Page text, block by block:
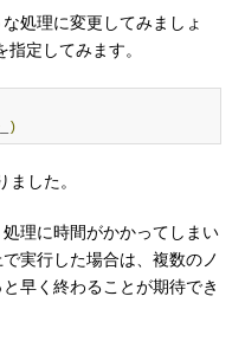
処理に変更してみましょ
定してみます。
)
した。
理に時間がかかってしまい
実行した場合は、複数のノ
早く終わることが期待でき